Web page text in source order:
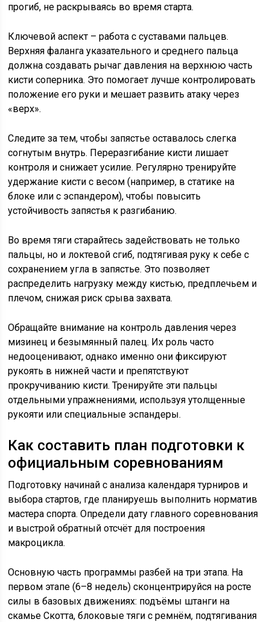
прогиб, не раскрываясь во время старта.
Ключевой аспект – работа с суставами пальцев.
Верхняя фаланга указательного и среднего пальца
должна создавать рычаг давления на верхнюю часть
кисти соперника. Это помогает лучше контролировать
положение его руки и мешает развить атаку через
«верх».
Следите за тем, чтобы запястье оставалось слегка
согнутым внутрь. Переразгибание кисти лишает
контроля и снижает усилие. Регулярно тренируйте
удержание кисти с весом (например, в статике на
блоке или с эспандером), чтобы повысить
устойчивость запястья к разгибанию.
Во время тяги старайтесь задействовать не только
пальцы, но и локтевой сгиб, подтягивая руку к себе с
сохранением угла в запястье. Это позволяет
распределить нагрузку между кистью, предплечьем и
плечом, снижая риск срыва захвата.
Обращайте внимание на контроль давления через
мизинец и безымянный палец. Их роль часто
недооценивают, однако именно они фиксируют
рукоять в нижней части и препятствуют
прокручиванию кисти. Тренируйте эти пальцы
отдельными упражнениями, используя утолщенные
рукояти или специальные эспандеры.
Как составить план подготовки к
официальным соревнованиям
Подготовку начинай с анализа календаря турниров и
выбора стартов, где планируешь выполнить норматив
мастера спорта. Определи дату главного соревнования
и выстрой обратный отсчёт для построения
макроцикла.
Основную часть программы разбей на три этапа. На
первом этапе (6–8 недель) сконцентрируйся на росте
силы в базовых движениях: подъёмы штанги на
скамье Скотта, блоковые тяги с ремнём, подтягивания